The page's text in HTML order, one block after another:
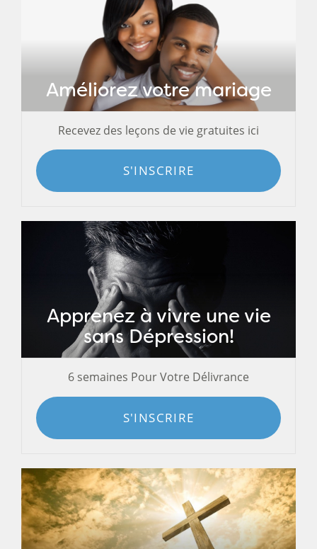
Améliorez votre mariage
Recevez des leçons de vie gratuites ici
S'INSCRIRE
Apprenez à vivre une vie
sans Dépression!
6 semaines Pour Votre Délivrance
S'INSCRIRE